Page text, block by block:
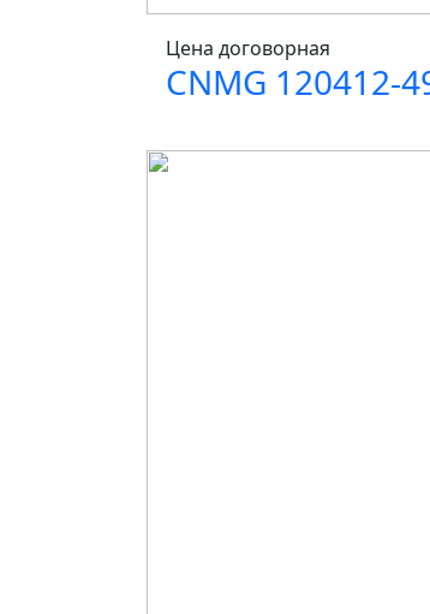
Цена договорная
CNMG 120412-